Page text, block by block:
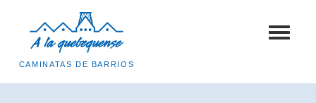
Toggle
CAMINATAS DE BARRIOS